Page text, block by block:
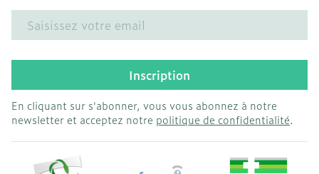
Adresse mail
Inscription
En cliquant sur s'abonner, vous vous abonnez à notre
newsletter et acceptez notre politique de confidentialité.